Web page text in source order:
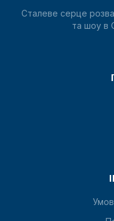
Сталеве серце
та шоу в